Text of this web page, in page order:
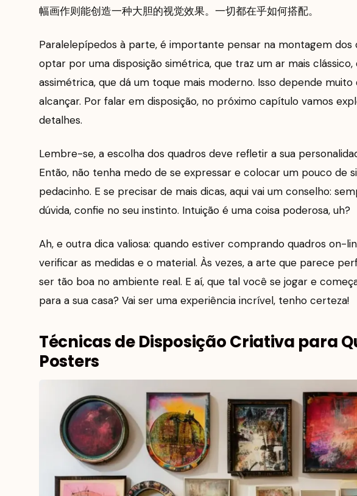
幅画作则能创造一种大胆的视觉效果。一切都在乎如何搭配。
Paralelepípedos à parte, é importante pensar na montagem dos
optar por uma disposição simétrica, que traz um ar mais clássico,
assimétrica, que dá um toque mais moderno. Isso depende
alcançar. Por falar em disposição, no próximo capítulo vamos
detalhes.
Lembre-se, a escolha dos quadros deve refletir a sua
Então, não tenha medo de se expressar e colocar um pouco de
pedacinho. E se precisar de mais dicas, aqui vai um conselho:
dúvida, confie no seu instinto. Intuição é uma coisa poderosa, uh?
Ah, e outra dica valiosa: quando estiver comprando quadros on-
verificar as medidas e o material. Às vezes, a arte que parece
ser tão boa no ambiente real. E aí, que tal você se jogar e
para a sua casa? Vai ser uma experiência incrível, tenho certeza!
Técnicas de Disposição Criativa para
Posters